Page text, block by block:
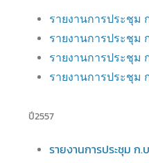
รายงานการประชุม
รายงานการประชุม
รายงานการประชุม
รายงานการประชุม
ปี2557
รายงานการประชุม ก.